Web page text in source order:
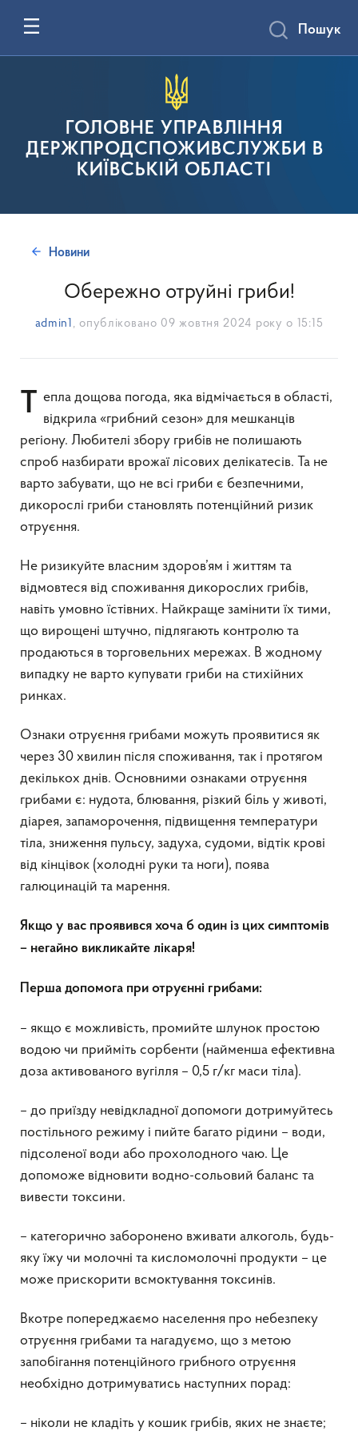
ГОЛОВНЕ УПРАВЛІННЯ
ДЕРЖПРОДСПОЖИВСЛУЖБИ В
КИЇВСЬКІЙ ОБЛАСТІ
Пошук
Новини
Обережно отруйні гриби!
admin1 , опубліковано 09 жовтня 2024 року о 15:15
Тепла дощова погода, яка відмічається в області,
відкрила «грибний сезон» для мешканців
регіону. Любителі збору грибів не полишають
спроб назбирати врожаї лісових делікатесів. Та не
варто забувати, що не всі гриби є безпечними,
дикорослі гриби становлять потенційний ризик
отруєння.
Не ризикуйте власним здоров’ям і життям та
відмовтеся від споживання дикорослих грибів,
навіть умовно їстівних. Найкраще замінити їх тими,
що вирощені штучно, підлягають контролю та
продаються в торговельних мережах. В жодному
випадку не варто купувати гриби на стихійних
ринках.
Ознаки отруєння грибами можуть проявитися як
через 30 хвилин після споживання, так і протягом
декількох днів. Основними ознаками отруєння
грибами є: нудота, блювання, різкий біль у животі,
діарея, запаморочення, підвищення температури
тіла, зниження пульсу, задуха, судоми, відтік крові
від кінцівок (холодні руки та ноги), поява
галюцинацій та марення.
Якщо у вас проявився хоча б один із цих симптомів
– негайно викликайте лікаря!
Перша допомога при отруєнні грибами:
– якщо є можливість, промийте шлунок простою
водою чи прийміть сорбенти (найменша ефективна
доза активованого вугілля – 0,5 г/кг маси тіла).
– до приїзду невідкладної допомоги дотримуйтесь
постільного режиму і пийте багато рідини – води,
підсоленої води або прохолодного чаю. Це
допоможе відновити водно-сольовий баланс та
вивести токсини.
– категорично заборонено вживати алкоголь, будь-
яку їжу чи молочні та кисломолочні продукти – це
може прискорити всмоктування токсинів.
Вкотре попереджаємо населення про небезпеку
отруєння грибами та нагадуємо, що з метою
запобігання потенційного грибного отруєння
необхідно дотримуватись наступних порад:
– ніколи не кладіть у кошик грибів, яких не знаєте;